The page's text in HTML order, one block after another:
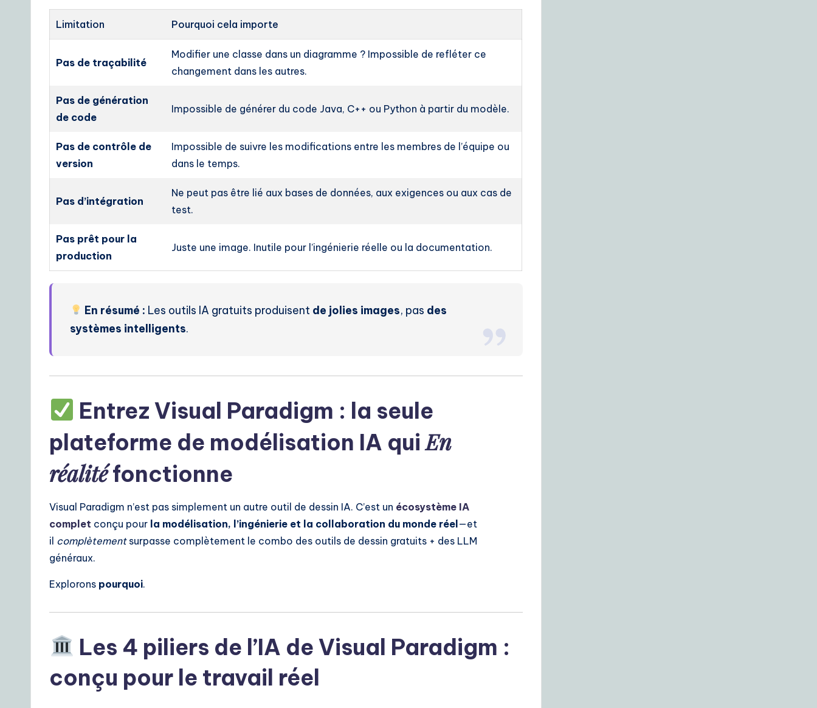
Limitation Pourquoi cela importe
Pas de traçabilité
Modifier une classe dans un diagramme ? Impossible de refléter ce
changement dans les autres.
Pas de génération
de code
Impossible de générer du code Java, C++ ou Python à partir du modèle.
Pas de contrôle de
version
Impossible de suivre les modifications entre les membres de l’équipe ou
dans le temps.
Pas d’intégration
Ne peut pas être lié aux bases de données, aux exigences ou aux cas de
test.
Pas prêt pour la
production
Juste une image. Inutile pour l’ingénierie réelle ou la documentation.
En résumé : Les outils IA gratuits produisent de jolies images, pas des
systèmes intelligents.
Entrez Visual Paradigm : la seule
plateforme de modélisation IA quiEn
réalitéfonctionne
Visual Paradigm n’est pas simplement un autre outil de dessin IA. C’est un écosystème IA
complet conçu pour la modélisation, l’ingénierie et la collaboration du monde réel—et
il complètementsurpasse complètement le combo des outils de dessin gratuits + des LLM
généraux.
Explorons pourquoi.
Les 4 piliers de l’IA de Visual Paradigm :
conçu pour le travail réel